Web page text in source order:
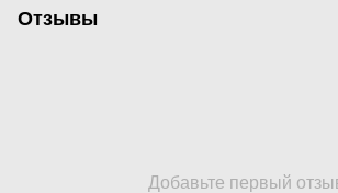
Отзывы
Добавьте первый